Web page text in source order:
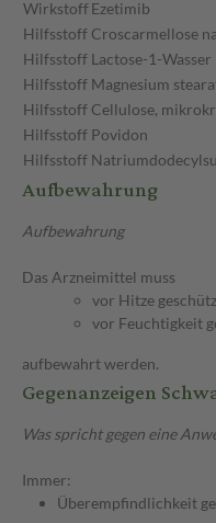
WirkstoffEzetimib
Hilfsstoff Croscarmellose
Hilfsstoff Lactose-1-Wasser
Hilfsstoff Magnesium
Hilfsstoff Cellulose,
Hilfsstoff Povidon
Hilfsstoff
Aufbewahrung
Aufbewahrung
Das Arzneimittel muss
vor Hitze
vor Feuchtigkeit
aufbewahrt werden.
Gegenanzeigen
Was spricht gegen eine
Immer:
Überempfindlichkeit